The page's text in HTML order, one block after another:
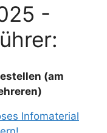
-
(am
Infomaterial